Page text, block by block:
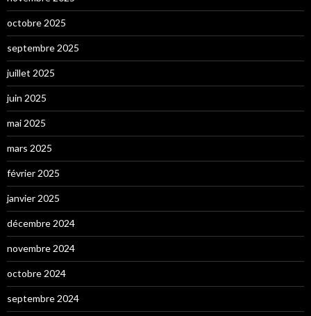
octobre 2025
septembre 2025
juillet 2025
juin 2025
mai 2025
mars 2025
février 2025
janvier 2025
décembre 2024
novembre 2024
octobre 2024
septembre 2024